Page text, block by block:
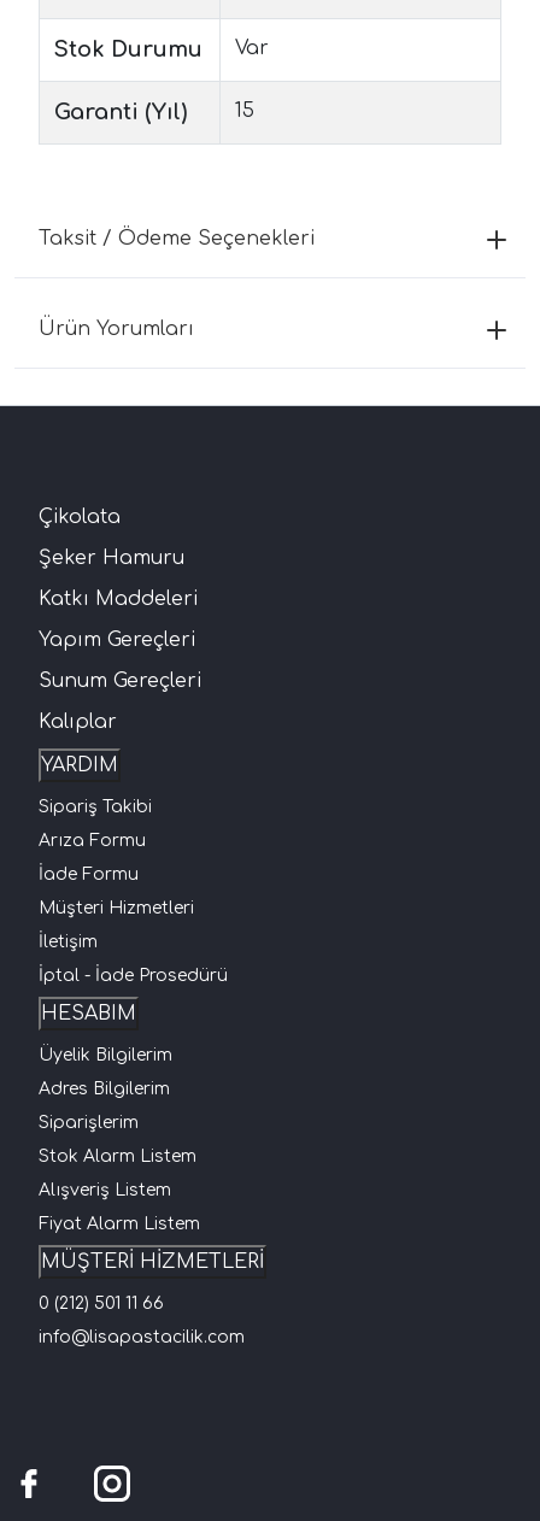
Stok Durumu Var
Garanti (Yıl) 15
Taksit / Ödeme Seçenekleri
Ürün Yorumları
Çikolata
Şeker Hamuru
Katkı Maddeleri
Yapım Gereçleri
Sunum Gereçleri
Kalıplar
YARDIM
Sipariş Takibi
Arıza Formu
İade Formu
Müşteri Hizmetleri
İletişim
İptal - İade Prosedürü
HESABIM
Üyelik Bilgilerim
Adres Bilgilerim
Siparişlerim
Stok Alarm Listem
Alışveriş Listem
Fiyat Alarm Listem
MÜŞTERİ HİZMETLERİ
0 (212) 501 11 66
info@lisapastacilik.com